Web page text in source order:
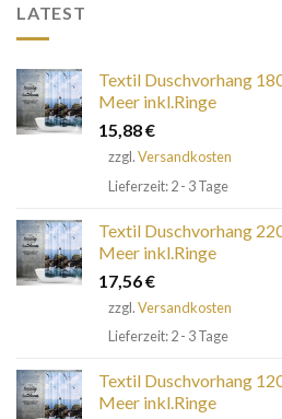
LATEST
Textil Duschvorhang
Meer inkl.Ringe
15,88€
zzgl.Versandkosten
Lieferzeit: 2 - 3 Tage
Textil Duschvorhang
Meer inkl.Ringe
17,56€
zzgl.Versandkosten
Lieferzeit: 2 - 3 Tage
Textil Duschvorhang
Meer inkl.Ringe